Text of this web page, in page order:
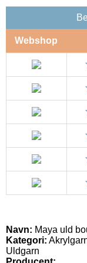
Webshop
Navn: Maya uld
Kategori:
Uldgarn